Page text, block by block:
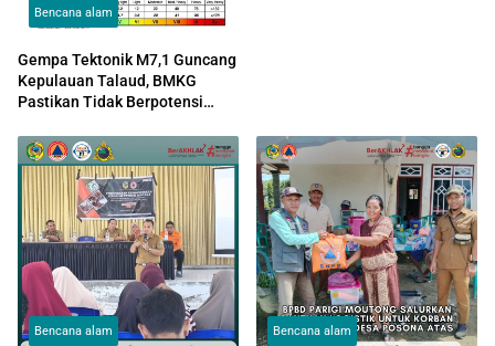
Bencana alam
Gempa Tektonik M7,1 Guncang
Kepulauan Talaud, BMKG
Pastikan Tidak Berpotensi
Bencana alam Bencana alam